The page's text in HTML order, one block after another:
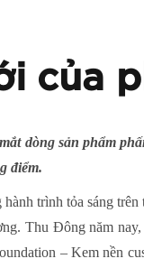
của
dòng sản phẩm
điểm.
trình tỏa sáng
Thu Đông năm
– Kem nền